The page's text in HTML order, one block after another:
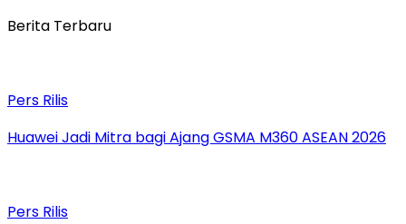
Berita Terbaru
Pers Rilis
Huawei Jadi Mitra bagi Ajang GSMA M360 ASEAN 2026
Pers Rilis